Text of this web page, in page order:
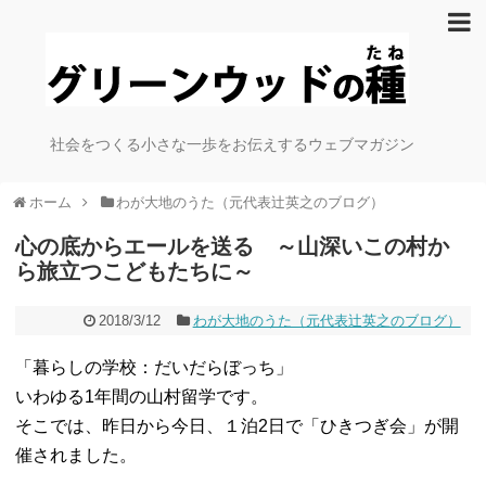
社会をつくる小さな一歩をお伝えするウェブマガジン
ホーム わが大地のうた（元代表辻英之のブログ）
心の底からエールを送る ～山深いこの村か
ら旅立つこどもたちに～
2018/3/12 わが大地のうた（元代表辻英之のブログ）
「暮らしの学校：だいだらぼっち」
いわゆる1年間の山村留学です。
そこでは、昨日から今日、１泊2日で「ひきつぎ会」が開
催されました。